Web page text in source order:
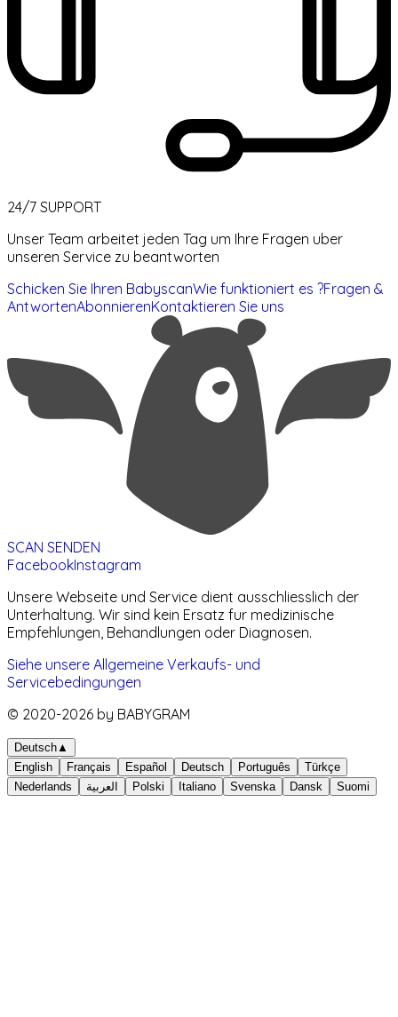
24/7 SUPPORT
Unser Team arbeitet jeden Tag um Ihre Fragen uber
unseren Service zu beantworten
Schicken Sie Ihren BabyscanWie funktioniert es ?Fragen &
AntwortenAbonnierenKontaktieren Sie uns
SCAN SENDEN
FacebookInstagram
Unsere Webseite und Service dient ausschliesslich der
Unterhaltung. Wir sind kein Ersatz fur medizinische
Empfehlungen, Behandlungen oder Diagnosen.
Siehe unsere Allgemeine Verkaufs- und
Servicebedingungen
© 2020-2026 by BABYGRAM
Deutsch ▲
English
Français Español Deutsch Português
Türkçe
Nederlands
العربية Polski Italiano Svenska Dansk Suomi